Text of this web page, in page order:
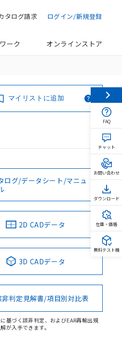
ログイン/新規登録
タログ請求
ーク オンラインストア
マイリストに追加
ログ/データシート/マニュ
2D CADデータ
3D CADデータ
非判定見解書/項目別対比表
基づく該非判定、およびEAR再輸出規
が入手できます。
FAQ
チャット
お問い合わせ
ダウンロード
在庫・価格
無料テスト機